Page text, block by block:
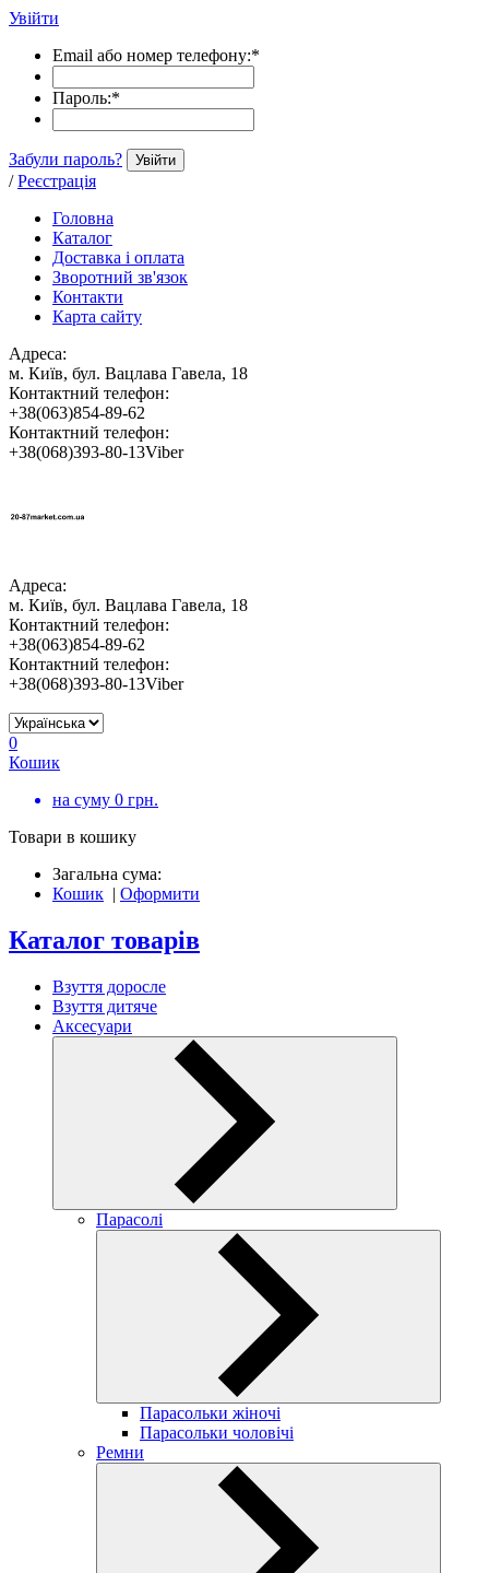
Увійти
Email або номер телефону:*
Пароль:*
Забули пароль? Увійти
/ Реєстрація
Головна
Каталог
Доставка і оплата
Зворотний зв'язок
Контакти
Карта сайту
Адреса:
м. Київ, бул. Вацлава Гавела, 18
Контактний телефон:
+38(063)854-89-62
Контактний телефон:
+38(068)393-80-13Viber
Адреса:
м. Київ, бул. Вацлава Гавела, 18
Контактний телефон:
+38(063)854-89-62
Контактний телефон:
+38(068)393-80-13Viber
0
Кошик
на суму 0 грн.
Товари в кошику
Загальна сума:
Кошик | Оформити
Каталог товарів
Взуття доросле
Взуття дитяче
Аксесуари
Парасолі
Парасольки жіночі
Парасольки чоловічі
Ремни